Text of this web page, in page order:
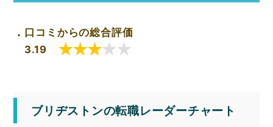
口コミからの総合評価
3.19
ブリヂストンの転職レーダーチャート